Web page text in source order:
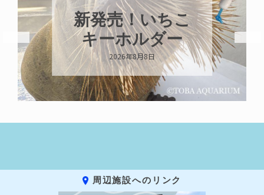
こ
ー
パラオオウム
ガイが交接して
います
2026年8月7日
周辺施設へのリンク